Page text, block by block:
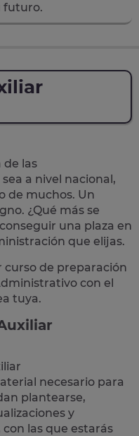
futuro.
de las
a nivel nacional,
de muchos. Un
¿Qué más se
una plaza en
que elijas.
curso de preparación
con el
tuya.
necesario para
plantearse,
y
las que estarás